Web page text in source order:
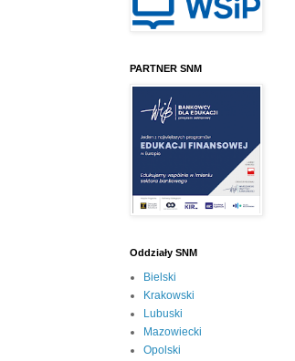
PARTNER SNM
Oddziały SNM
Bielski
Krakowski
Lubuski
Mazowiecki
Opolski